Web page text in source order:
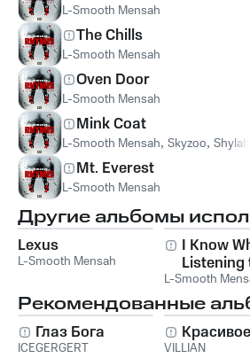
L-Smooth Mensah
The Chills
L-Smooth Mensah
Oven Door
L-Smooth Mensah
Mink Coat
L-Smooth Mensah, Skyzoo, Shylah
Mt. Everest
L-Smooth Mensah
Другие альбомы
Lexus
L-Smooth Mensah
I Know
Listening
Summer
L-Smooth
Рекомендованные
Глаз Бога
ICEGERGERT VILLIAN